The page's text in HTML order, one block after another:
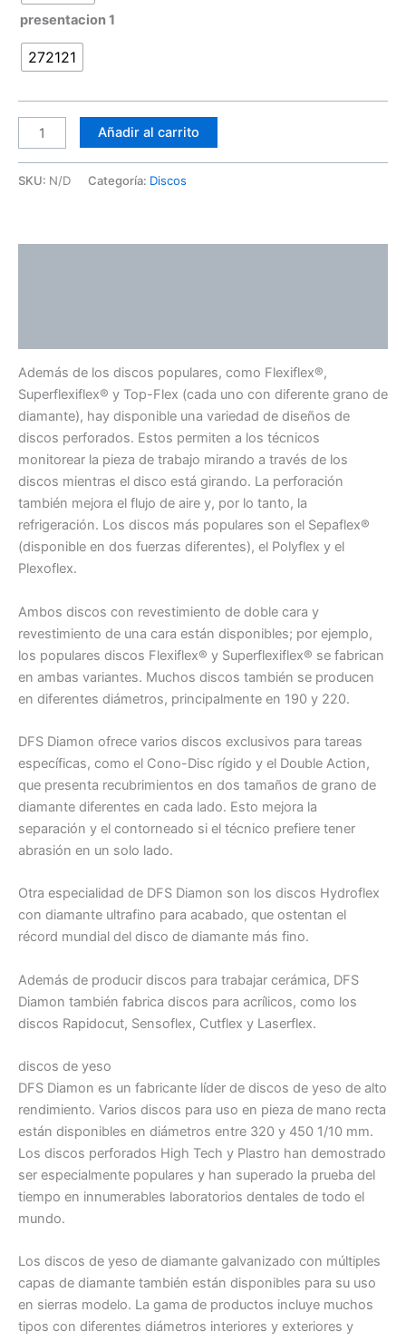
presentacion 1
272121
Añadir al carrito
SKU: N/D Categoría: Discos
Además de los discos populares, como Flexiflex®,
Superflexiflex® y Top-Flex (cada uno con diferente grano de
diamante), hay disponible una variedad de diseños de
discos perforados. Estos permiten a los técnicos
monitorear la pieza de trabajo mirando a través de los
discos mientras el disco está girando. La perforación
también mejora el flujo de aire y, por lo tanto, la
refrigeración. Los discos más populares son el Sepaflex®
(disponible en dos fuerzas diferentes), el Polyflex y el
Plexoflex.
Ambos discos con revestimiento de doble cara y
revestimiento de una cara están disponibles; por ejemplo,
los populares discos Flexiflex® y Superflexiflex® se fabrican
en ambas variantes. Muchos discos también se producen
en diferentes diámetros, principalmente en 190 y 220.
DFS Diamon ofrece varios discos exclusivos para tareas
específicas, como el Cono-Disc rígido y el Double Action,
que presenta recubrimientos en dos tamaños de grano de
diamante diferentes en cada lado. Esto mejora la
separación y el contorneado si el técnico prefiere tener
abrasión en un solo lado.
Otra especialidad de DFS Diamon son los discos Hydroflex
con diamante ultrafino para acabado, que ostentan el
récord mundial del disco de diamante más fino.
Además de producir discos para trabajar cerámica, DFS
Diamon también fabrica discos para acrílicos, como los
discos Rapidocut, Sensoflex, Cutflex y Laserflex.
discos de yeso
DFS Diamon es un fabricante líder de discos de yeso de alto
rendimiento. Varios discos para uso en pieza de mano recta
están disponibles en diámetros entre 320 y 450 1/10 mm.
Los discos perforados High Tech y Plastro han demostrado
ser especialmente populares y han superado la prueba del
tiempo en innumerables laboratorios dentales de todo el
mundo.
Los discos de yeso de diamante galvanizado con múltiples
capas de diamante también están disponibles para su uso
en sierras modelo. La gama de productos incluye muchos
tipos con diferentes diámetros interiores y exteriores y